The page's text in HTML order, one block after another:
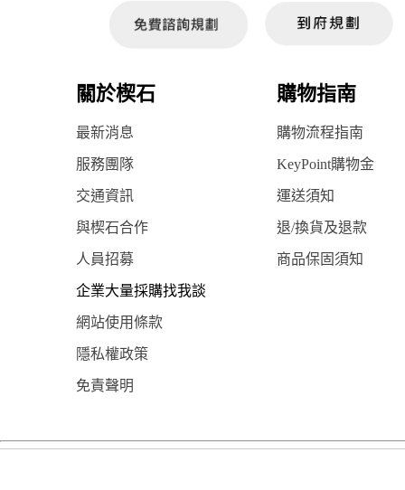
關於楔石 購物指南
最新消息 購物流程指南
服務團隊 KeyPoint購物金
交通資訊 運送須知
與楔石合作 退/換貨及退款
人員招募 商品保固須知
企業大量採購找我談
網站使用條款
隱私權政策
免責聲明